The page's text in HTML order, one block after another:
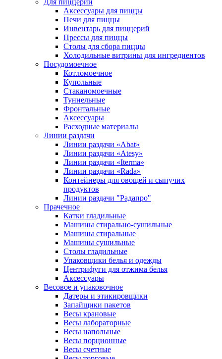
Для пиццерии
Аксессуары для пиццы
Печи для пиццы
Инвентарь для пиццерий
Прессы для пиццы
Столы для сбора пиццы
Холодильные витрины для ингредиентов
Посудомоечное
Котломоечное
Купольные
Стаканомоечные
Туннельные
Фронтальные
Аксессуары
Расходные материалы
Линии раздачи
Линии раздачи «Abat»
Линии раздачи «Atesy»
Линии раздачи «Iterma»
Линии раздачи «Rada»
Контейнеры для овощей и сыпучих
продуктов
Линии раздачи "Радапро"
Прачечное
Катки гладильные
Машины стирально-сушильные
Машины стиральные
Машины сушильные
Столы гладильные
Упаковщики белья и одежды
Центрифуги для отжима белья
Аксессуары
Весовое и упаковочное
Датеры и этикировщики
Запайщики пакетов
Весы крановые
Весы лабораторные
Весы напольные
Весы порционные
Весы счетные